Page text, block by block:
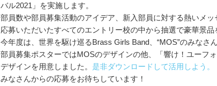
バル2021」を実施します。
部員数や部員募集活動のアイデア、新入部員に対する熱いメ
応募いただいたすべてのエントリー校の中から抽選で豪華景品
今年度は、世界を駆け巡るBrass Girls Band、“MOS”のみなさ
部員募集ポスターではMOSのデザインの他、「響け！ユーフ
デザインを用意しました。 是非ダウンロードして活用しよう。
みなさんからの応募をお待ちしています！